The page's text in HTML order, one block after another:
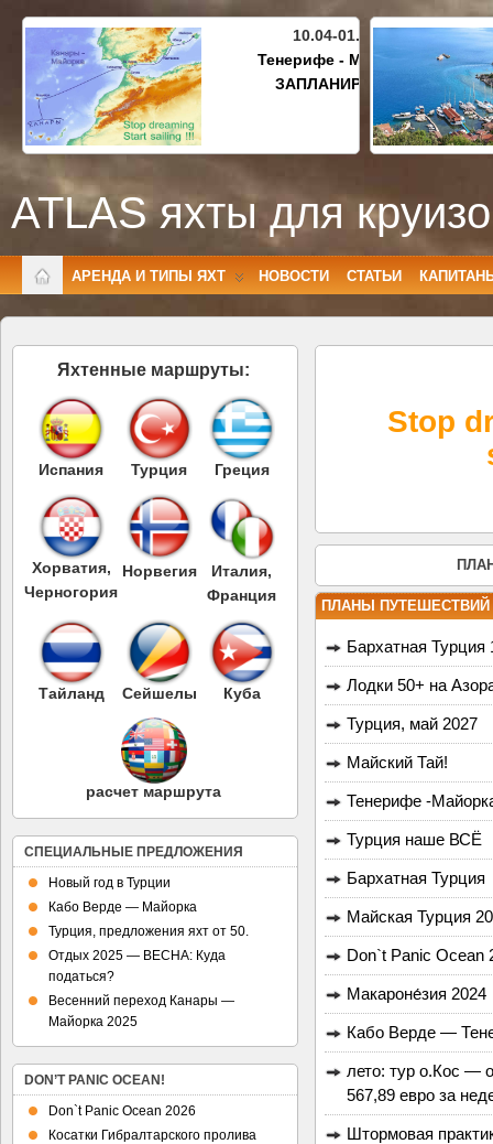
10.04-01.05.2027
Тенерифе - Майорка
ЗАПЛАНИРОВАНО
ATLAS яхты для
АРЕНДА И ТИПЫ ЯХТ НОВОСТИ СТАТЬИ
Stop
ПЛАНЫ ПУТЕШЕСТВИЙ
Бархатная Турция
Лодки 50+ на
Турция, май 2027
Майский Тай!
Тенерифе -
Турция наше ВСЁ
Бархатная Турция
Майская Турция
Don`t Panic Ocean
Макароне́зия 2024
Кабо Верде —
лето: тур о.Кос —
567,89 евро за
Штормовая
Яхтенные маршруты:
Испания Турция Греция
Хорватия,
Черногория
Норвегия
Италия,
Франция
Тайланд Сейшелы Куба
расчет маршрута
СПЕЦИАЛЬНЫЕ ПРЕДЛОЖЕНИЯ
Новый год в Турции
Кабо Верде — Майорка
Турция, предложения яхт от 50.
Отдых 2025 — ВЕСНА: Куда
податься?
Весенний переход Канары —
Майорка 2025
DON’T PANIC OCEAN!
Don`t Panic Ocean 2026
Косатки Гибралтарского пролива